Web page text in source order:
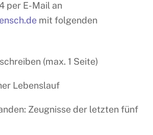
per E-Mail an
mit folgenden
(max. 1 Seite)
Lebenslauf
Zeugnisse der letzten fünf